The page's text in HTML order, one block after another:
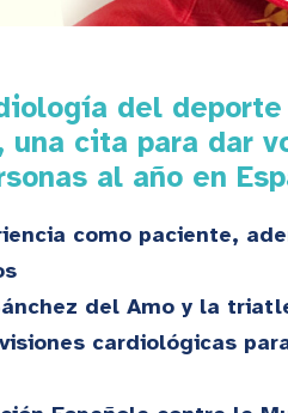
del
cita para dar
al año en
como paciente,
del Amo y la
cardiológicas